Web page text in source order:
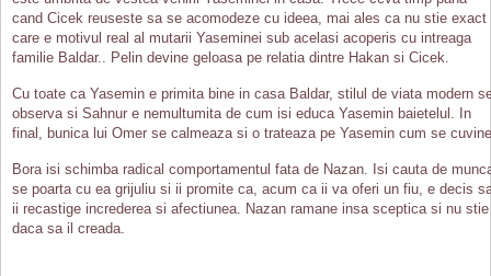
cand Cicek reuseste sa se acomodeze cu ideea, mai ales ca nu stie exact
care e motivul real al mutarii Yaseminei sub acelasi acoperis cu intreaga
familie Baldar.. Pelin devine geloasa pe relatia dintre Hakan si Cicek.
Cu toate ca Yasemin e primita bine in casa Baldar, stilul de viata modern
observa si Sahnur e nemultumita de cum isi educa Yasemin baietelul. In
final, bunica lui Omer se calmeaza si o trateaza pe Yasemin cum se
Bora isi schimba radical comportamentul fata de Nazan. Isi cauta de
se poarta cu ea grijuliu si ii promite ca, acum ca ii va oferi un fiu, e decis
ii recastige increderea si afectiunea. Nazan ramane insa sceptica si nu stie
daca sa il creada.